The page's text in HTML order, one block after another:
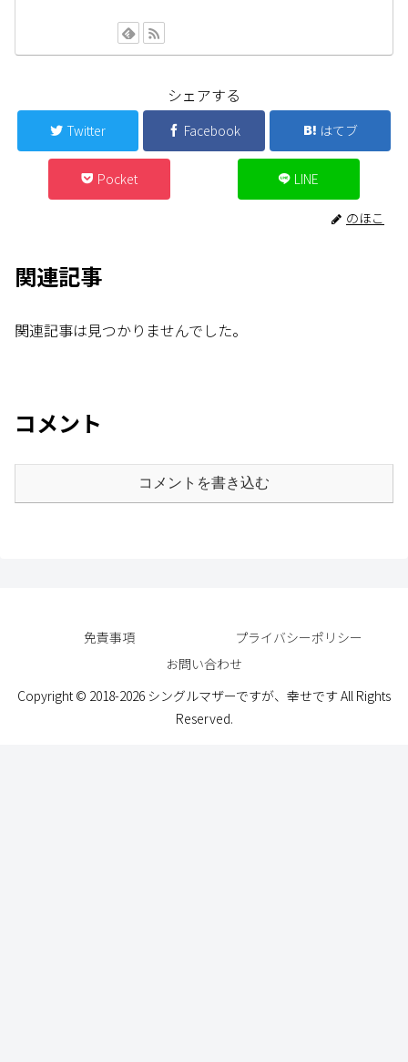
シェアする
Twitter Facebook はてブ
Pocket LINE
のほこ
関連記事
関連記事は見つかりませんでした。
コメント
コメントを書き込む
免責事項
プライバシーポリシー
お問い合わせ
Copyright © 2018-2026 シングルマザーですが、幸せです All Rights
Reserved.